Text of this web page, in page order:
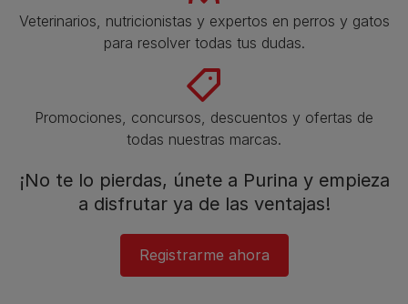
Veterinarios, nutricionistas y expertos en perros y gatos
para resolver todas tus dudas.​
Promociones, concursos, descuentos y ofertas de
todas nuestras marcas.​
¡No te lo pierdas, únete a Purina y empieza
a disfrutar ya de las ventajas!​
Registrarme ahora